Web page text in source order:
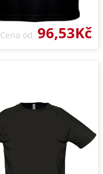
Cena od 96,53Kč